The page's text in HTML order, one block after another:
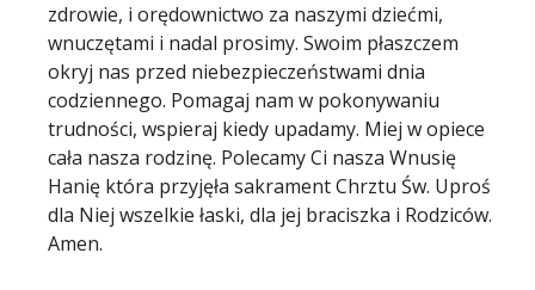
zdrowie, i orędownictwo za naszymi dziećmi,
wnuczętami i nadal prosimy. Swoim płaszczem
okryj nas przed niebezpieczeństwami dnia
codziennego. Pomagaj nam w pokonywaniu
trudności, wspieraj kiedy upadamy. Miej w opiece
cała nasza rodzinę. Polecamy Ci nasza Wnusię
Hanię która przyjęła sakrament Chrztu Św. Uproś
dla Niej wszelkie łaski, dla jej braciszka i Rodziców.
Amen.